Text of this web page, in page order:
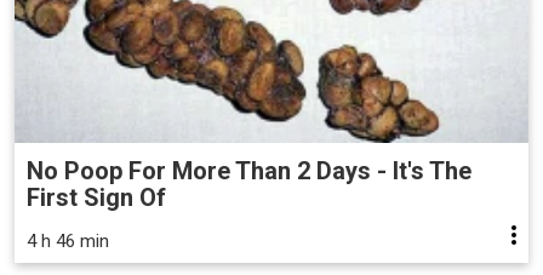
No Poop For More Than 2 Days - It's The
First Sign Of
4 h 46 min